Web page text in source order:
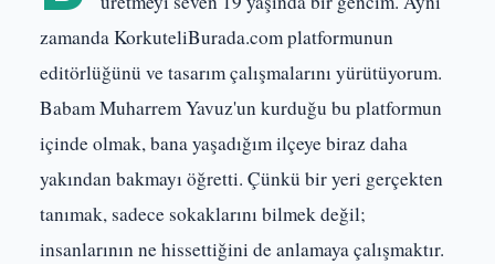
zamanda KorkuteliBurada.com platformunun
editörlüğünü ve tasarım çalışmalarını yürütüyorum.
Babam Muharrem Yavuz'un kurduğu bu platformun
içinde olmak, bana yaşadığım ilçeye biraz daha
yakından bakmayı öğretti. Çünkü bir yeri gerçekten
tanımak, sadece sokaklarını bilmek değil;
insanlarının ne hissettiğini de anlamaya çalışmaktır.